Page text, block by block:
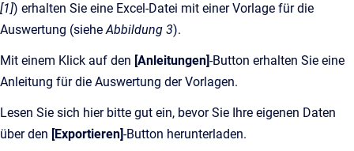
[1]) erhalten Sie eine Excel-Datei mit einer Vorlage für die
Auswertung (sieheAbbildung 3).
Mit einem Klick auf den [Anleitungen]-Button erhalten Sie eine
Anleitung für die Auswertung der Vorlagen.
Lesen Sie sich hier bitte gut ein, bevor Sie Ihre eigenen Daten
über den [Exportieren]-Button herunterladen.